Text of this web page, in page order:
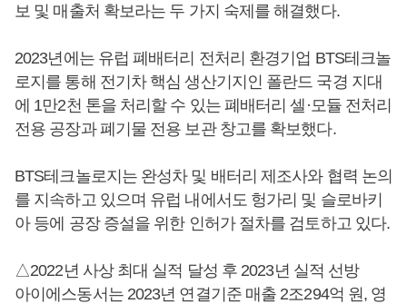
보 및 매출처 확보라는 두 가지 숙제를 해결했다.
2023년에는 유럽 폐배터리 전처리 환경기업 BTS테크놀
로지를 통해 전기차 핵심 생산기지인 폴란드 국경 지대
에 1만2천 톤을 처리할 수 있는 폐배터리 셀·모듈 전처리
전용 공장과 폐기물 전용 보관 창고를 확보했다.
BTS테크놀로지는 완성차 및 배터리 제조사와 협력 논의
를 지속하고 있으며 유럽 내에서도 헝가리 및 슬로바키
아 등에 공장 증설을 위한 인허가 절차를 검토하고 있다.
△2022년 사상 최대 실적 달성 후 2023년 실적 선방
아이에스동서는 2023년 연결기준 매출 2조294억 원, 영